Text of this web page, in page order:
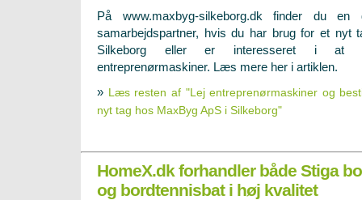
På www.maxbyg-silkeborg.dk finder du en
samarbejdspartner, hvis du har brug for et nyt
Silkeborg eller er interesseret i at
entreprenørmaskiner. Læs mere her i artiklen.
» Læs resten af "Lej entreprenørmaskiner og
nyt tag hos MaxByg ApS i Silkeborg"
HomeX.dk forhandler både Stiga
og bordtennisbat i høj kvalitet